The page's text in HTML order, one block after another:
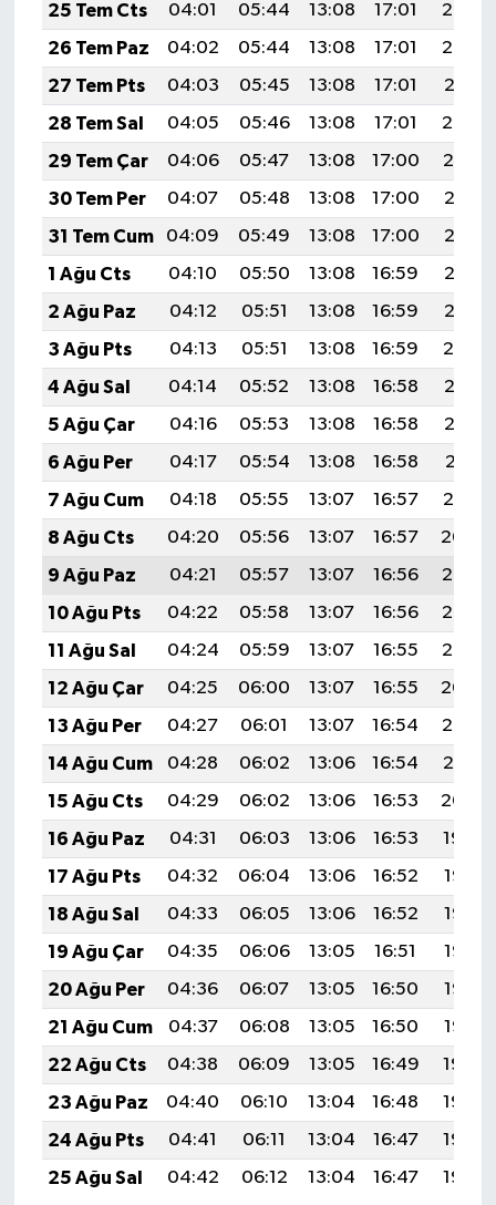
25 Tem Cts
04:01 05:44 13:08 17:01
20:23
26 Tem Paz
04:02 05:44 13:08 17:01
20:22
27 Tem Pts
04:03 05:45 13:08 17:01
20:21
28 Tem Sal
04:05 05:46 13:08 17:01
20:20
29 Tem Çar
04:06 05:47 13:08 17:00
20:19
30 Tem Per
04:07 05:48 13:08 17:00
20:18
31 Tem Cum
04:09 05:49 13:08 17:00
20:17
1 Ağu Cts
04:10 05:50 13:08 16:59
20:16
2 Ağu Paz
04:12 05:51 13:08 16:59
20:15
3 Ağu Pts
04:13 05:51 13:08 16:59
20:14
4 Ağu Sal
04:14 05:52 13:08 16:58
20:13
5 Ağu Çar
04:16 05:53 13:08 16:58
20:12
6 Ağu Per
04:17 05:54 13:08 16:58
20:11
7 Ağu Cum
04:18 05:55 13:07 16:57
20:10
8 Ağu Cts
04:20 05:56 13:07 16:57
20:09
9 Ağu Paz
04:21 05:57 13:07 16:56
20:07
10 Ağu Pts
04:22 05:58 13:07 16:56
20:06
11 Ağu Sal
04:24 05:59 13:07 16:55
20:05
12 Ağu Çar
04:25 06:00 13:07 16:55
20:04
13 Ağu Per
04:27 06:01 13:07 16:54
20:03
14 Ağu Cum
04:28 06:02 13:06 16:54
20:01
15 Ağu Cts
04:29 06:02 13:06 16:53
20:00
16 Ağu Paz
04:31 06:03 13:06 16:53
19:59
17 Ağu Pts
04:32 06:04 13:06 16:52
19:57
18 Ağu Sal
04:33 06:05 13:06 16:52
19:56
19 Ağu Çar
04:35 06:06 13:05 16:51
19:55
20 Ağu Per
04:36 06:07 13:05 16:50
19:53
21 Ağu Cum
04:37 06:08 13:05 16:50
19:52
22 Ağu Cts
04:38 06:09 13:05 16:49
19:50
23 Ağu Paz
04:40 06:10 13:04 16:48
19:49
24 Ağu Pts
04:41 06:11 13:04 16:47
19:48
25 Ağu Sal
04:42 06:12 13:04 16:47 19:46